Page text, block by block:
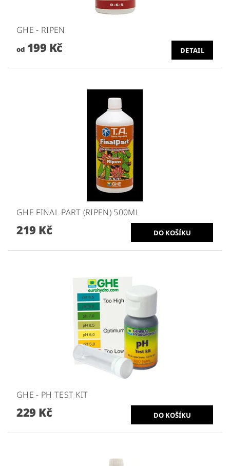
GHE - RIPEN
od199 Kč DETAIL
GHE FINAL PART (RIPEN) 500ML
219 Kč
GHE - PH TEST KIT
229 Kč